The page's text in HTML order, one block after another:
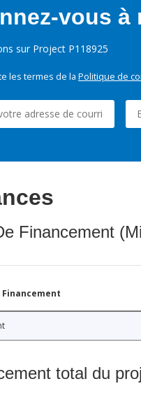
vous
sur Project P118925
les termes de la Politique de
Financement
Financement
total du